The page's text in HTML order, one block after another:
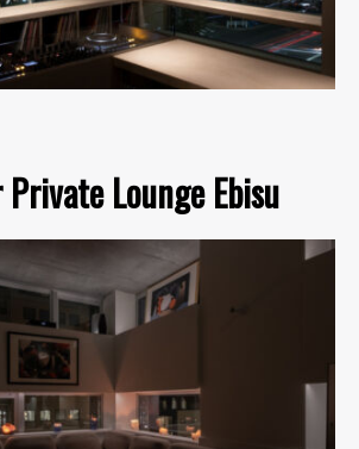
Lounge Ebisu